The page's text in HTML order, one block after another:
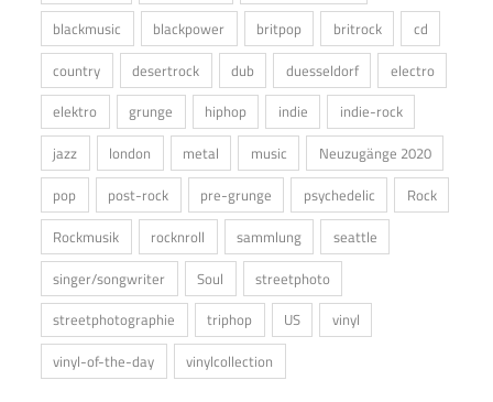
blackmusic
blackpower britpop britrock
cd
country
desertrock dub duesseldorf
electro
elektro
grunge hiphop indie
indie-rock
jazz
london metal music
Neuzugänge 2020
pop
post-rock pre-grunge psychedelic
Rock
Rockmusik
rocknroll sammlung
seattle
singer/songwriter
Soul
streetphoto
streetphotographie
triphop US
vinyl
vinyl-of-the-day
vinylcollection